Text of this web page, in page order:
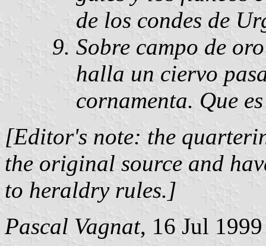
de los condes de
Sobre campo de
halla un ciervo
cornamenta. Que
[Editor's note: the
the original source and
to heraldry rules.]
Pascal Vagnat, 16 Jul 1999